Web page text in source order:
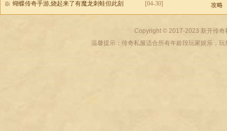
[04-30]
蝴蝶传奇手游,烧起来了有魔龙刺蛙但此刻 攻略
Copyright © 2017-2023 新开传奇
温馨提示：传奇私服适合所有年龄段玩家娱乐，